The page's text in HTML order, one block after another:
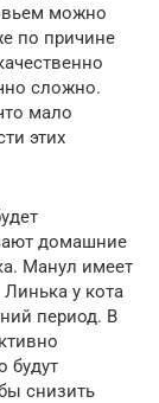
можно
по причине
сложно.
мало
этих
домашние
Манул имеет
у кота
период. В
будут
снизить